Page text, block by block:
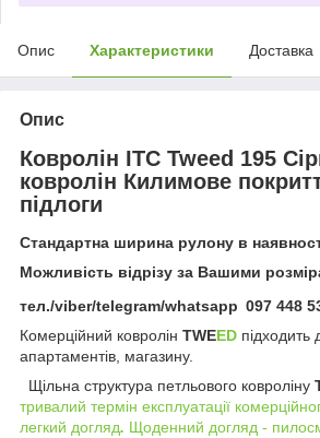
Опис Характеристики Доставка
Опис
Ковролін ITC Tweed 195
ковролін Килимове
підлоги
Стандартна ширина рулону в
Можливість відрізу за Вашими
тел./viber/telegram/whatsapp 097 448
Комерційний ковролін TWEED підходить
апартаментів, магазину.
Щільна структура петльового ковроліну
тривалий термін експлуатації
легкий догляд. Щоденний догляд -